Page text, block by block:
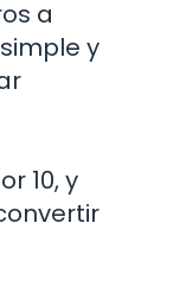
a
y
10, y